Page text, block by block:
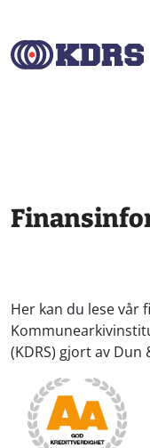
Hopp til hovedinnhold
Her kan du lese vår
(KDRS) gjort av Dun